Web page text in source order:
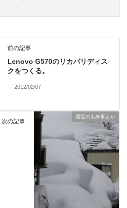
前の記事
Lenovo G570のリカバリディス
クをつくる。
2012/02/07
最近の出来事とか
次の記事